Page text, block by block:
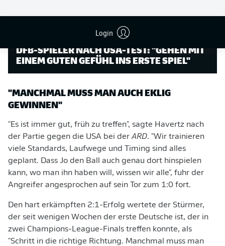
Login
DFB-SPIELER NACH USA-TEST: "GEHEN MIT
EINEM GUTEN GEFÜHL INS ERSTE SPIEL"
"MANCHMAL MUSS MAN AUCH EKLIG
GEWINNEN"
"Es ist immer gut, früh zu treffen", sagte Havertz nach
der Partie gegen die USA bei derARD. "Wir trainieren
viele Standards, Laufwege und Timing sind alles
geplant. Dass Jo den Ball auch genau dort hinspielen
kann, wo man ihn haben will, wissen wir alle", fuhr der
Angreifer angesprochen auf sein Tor zum 1:0 fort.
Den hart erkämpften 2:1-Erfolg wertete der Stürmer,
der seit wenigen Wochen der erste Deutsche ist, der in
zwei Champions-League-Finals treffen konnte, als
"Schritt in die richtige Richtung. Manchmal muss man